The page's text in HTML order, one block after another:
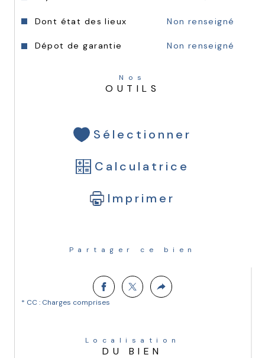
Dont état des lieux Non renseigné
Dépot de garantie Non renseigné
Nos
OUTILS
Sélectionner
Calculatrice
Imprimer
Partager ce bien
* CC : Charges comprises
Localisation
DU BIEN